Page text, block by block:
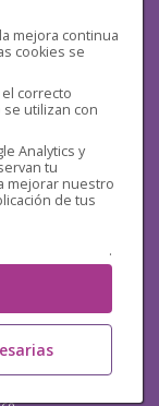
mejora continua
cookies se
correcto
utilizan con
Analytics y
tu
mejorar nuestro
de tus
.